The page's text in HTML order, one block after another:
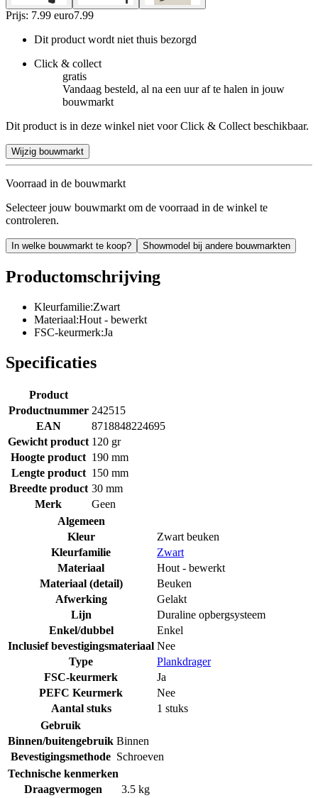
Prijs: 7.99 euro7.99
Dit product wordt niet thuis bezorgd
Click & collect
gratis
Vandaag besteld, al na een uur af te halen in jouw
bouwmarkt
Dit product is in deze winkel niet voor Click & Collect beschikbaar.
Wijzig bouwmarkt
Voorraad in de bouwmarkt
Selecteer jouw bouwmarkt om de voorraad in de winkel te
controleren.
In welke bouwmarkt te koop? Showmodel bij andere bouwmarkten
Productomschrijving
Kleurfamilie:Zwart
Materiaal:Hout - bewerkt
FSC-keurmerk:Ja
Specificaties
Product
Productnummer 242515
EAN
8718848224695
Gewicht product 120 gr
Hoogte product 190 mm
Lengte product 150 mm
Breedte product 30 mm
Merk
Geen
Algemeen
Kleur
Zwart beuken
Kleurfamilie
Zwart
Materiaal
Hout - bewerkt
Materiaal (detail)
Beuken
Afwerking
Gelakt
Lijn
Duraline opbergsysteem
Enkel/dubbel
Enkel
Inclusief bevestigingsmateriaal Nee
Type
Plankdrager
FSC-keurmerk
Ja
PEFC Keurmerk
Nee
Aantal stuks
1 stuks
Gebruik
Binnen/buitengebruik Binnen
Bevestigingsmethode Schroeven
Technische kenmerken
Draagvermogen
3.5 kg